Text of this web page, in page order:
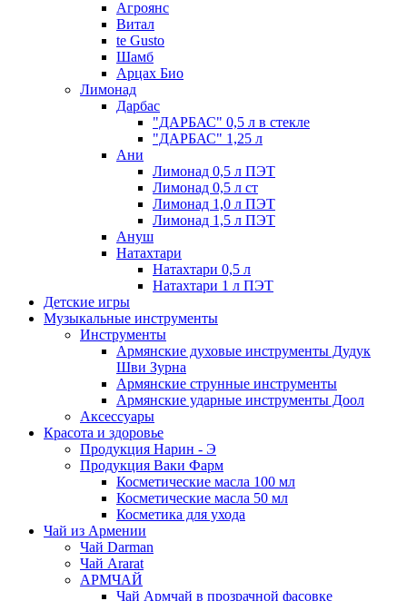
Агроянс
Витал
te Gusto
Шамб
Арцах Био
Лимонад
Дарбас
"ДАРБАС" 0,5 л в стекле
"ДАРБАС" 1,25 л
Ани
Лимонад 0,5 л ПЭТ
Лимонад 0,5 л ст
Лимонад 1,0 л ПЭТ
Лимонад 1,5 л ПЭТ
Ануш
Натахтари
Натахтари 0,5 л
Натахтари 1 л ПЭТ
Детские игры
Музыкальные инструменты
Инструменты
Армянские духовые инструменты Дудук
Шви Зурна
Армянские струнные инструменты
Армянские ударные инструменты Доол
Аксессуары
Красота и здоровье
Продукция Нарин - Э
Продукция Ваки Фарм
Косметические масла 100 мл
Косметические масла 50 мл
Косметика для ухода
Чай из Армении
Чай Darman
Чай Ararat
АРМЧАЙ
Чай Армчай в прозрачной фасовке